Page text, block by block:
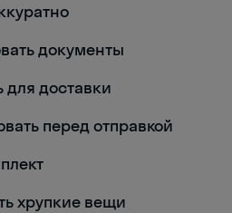
документы
для доставки
перед отправкой
хрупкие вещи